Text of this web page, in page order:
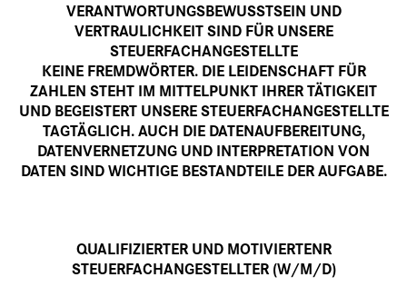
VERANTWORTUNGSBEWUSSTSEIN UND
VERTRAULICHKEIT SIND FÜR UNSERE
STEUERFACHANGESTELLTE
KEINE FREMDWÖRTER. DIE LEIDENSCHAFT FÜR
ZAHLEN STEHT IM MITTELPUNKT IHRER TÄTIGKEIT
UND BEGEISTERT UNSERE STEUERFACHANGESTELLTE
TAGTÄGLICH. AUCH DIE DATENAUFBEREITUNG,
DATENVERNETZUNG UND INTERPRETATION VON
DATEN SIND WICHTIGE BESTANDTEILE DER AUFGABE.
QUALIFIZIERTER UND MOTIVIERTENR
STEUERFACHANGESTELLTER (W/M/D)